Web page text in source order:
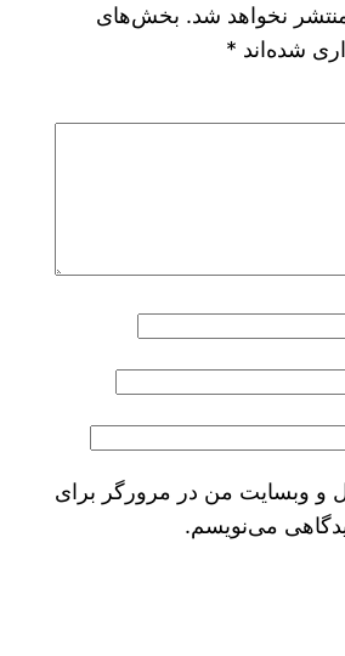
نخواهد شد. بخش‌های
شده‌اند *
و وبسایت من در مرورگر برای
می‌نویسم.